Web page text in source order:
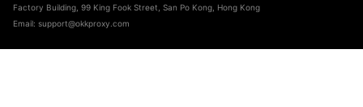
Factory Building, 99 King Fook Street, San Po Kong, Hong Kong
Email: support@okkproxy.com